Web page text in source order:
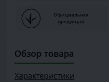
Официальная
продукция
Обзор товара
Характеристики